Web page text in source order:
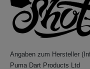
Angaben zum Hersteller
Puma Dart Products Ltd